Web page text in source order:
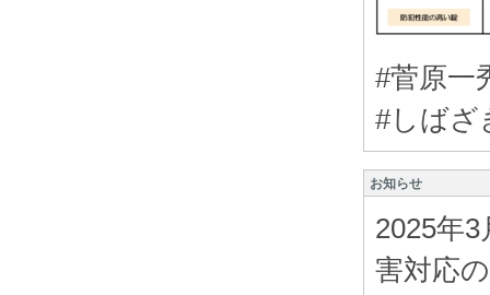
#菅原一
#しばざ
お知らせ
2025年
害対応